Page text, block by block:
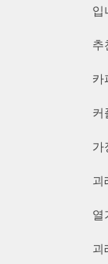
입
추
카
커
가
괴
열
괴